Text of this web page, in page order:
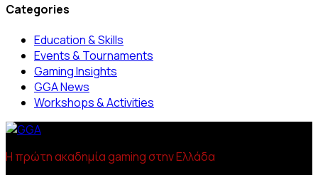
Categories
Education & Skills
Events & Tournaments
Gaming Insights
GGA News
Workshops & Activities
Η πρώτη ακαδημία gaming στην Ελλάδα